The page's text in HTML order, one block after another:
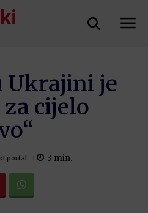
Ukrajini je
cijelo
portal 3 min.